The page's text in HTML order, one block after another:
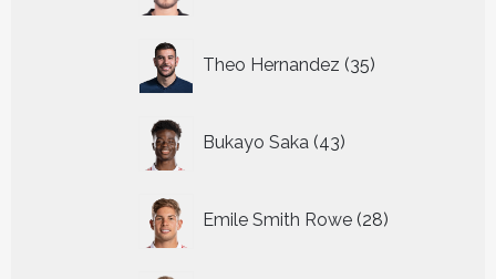
Theo Hernandez 35
producten
Bukayo Saka 43
producten
Emile Smith Rowe 28
producten